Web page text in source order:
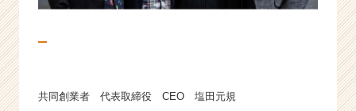
ア
共同創業者 代表取締役 CEO 塩田元規